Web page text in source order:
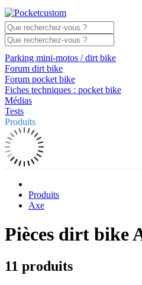
Parking mini-motos / dirt bike
Forum dirt bike
Forum pocket bike
Fiches techniques : pocket bike
Médias
Tests
Produits
Produits
Axe
Pièces dirt bike
11 produits